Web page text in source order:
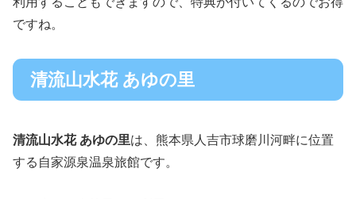
ですね。
清流山水花 あゆの里
清流山水花 あゆの里は、熊本県人吉市球磨川河畔に位置
する自家源泉温泉旅館です。